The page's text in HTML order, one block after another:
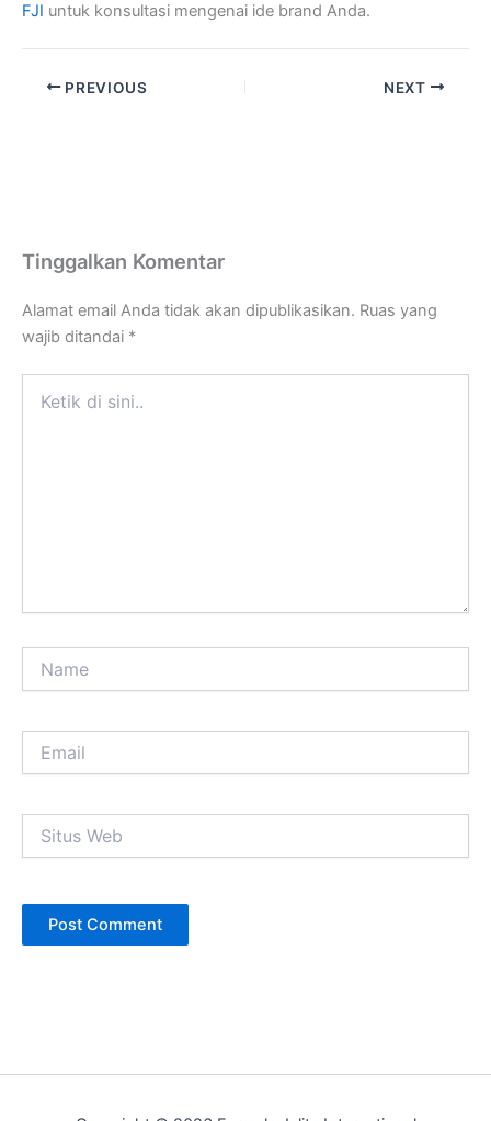
FJI untuk konsultasi mengenai ide brand Anda.
PREVIOUS NEXT
Tinggalkan Komentar
Alamat email Anda tidak akan dipublikasikan. Ruas yang
wajib ditandai *
Web